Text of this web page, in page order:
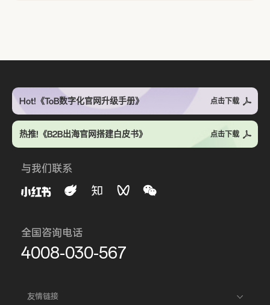
Hot!《ToB数字化官网升级手册》 点击下载
热推!《B2B出海官网搭建白皮书》 点击下载
与我们联系
全国咨询电话
4008-030-567
友情链接